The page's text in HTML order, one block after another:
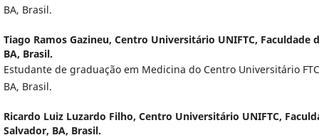
BA, Brasil.
Tiago Ramos Gazineu, Centro Universitário UNIFTC, Faculdade
BA, Brasil.
Estudante de graduação em Medicina do Centro Universitário
BA, Brasil.
Ricardo Luiz Luzardo Filho, Centro Universitário UNIFTC,
Salvador, BA, Brasil.